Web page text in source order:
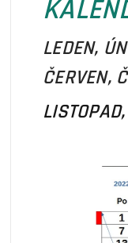
LEDEN,
ČERVEN,